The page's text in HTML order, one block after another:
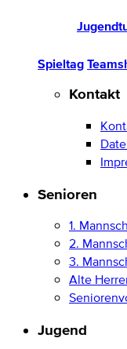
Spieltag
Kontakt
Senioren
1.
2.
3.
Alte
Jugend